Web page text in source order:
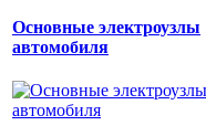
Основные электроузлы
автомобиля